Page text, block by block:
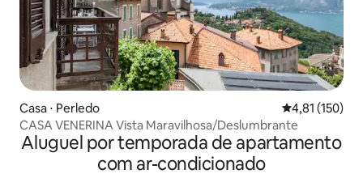
Casa ⋅ Perledo 4,81 de uma
4,81 (150)
CASA VENERINA Vista Maravilhosa/Deslumbrante
Aluguel por temporada de apartamento
com ar-condicionado